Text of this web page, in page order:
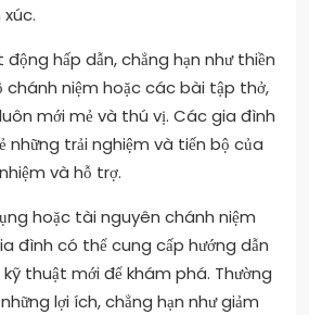
động hấp dẫn, chẳng hạn như thiền
chánh niệm hoặc các bài tập thở,
mới mẻ và thú vị. Các gia đình
những trải nghiệm và tiến bộ của
và hỗ trợ.
hoặc tài nguyên chánh niệm
đình có thể cung cấp hướng dẫn
thuật mới để khám phá. Thường
lợi ích, chẳng hạn như giảm